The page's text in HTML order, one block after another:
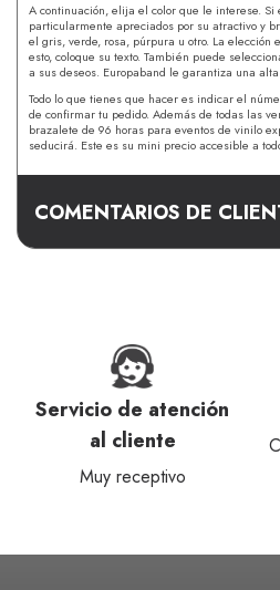
A continuación, elija el color que le interese.
particularmente apreciados por su atractivo y
el gris, verde, rosa, púrpura u otro. La elección
esto, coloque su texto. También puede
a sus deseos. Europaband le garantiza una
Todo lo que tienes que hacer es indicar el
de confirmar tu pedido. Además de todas las
brazalete de 96 horas para eventos de vinilo
seducirá. Este es su mini precio accesible a
COMENTARIOS DE
Servicio de atención
al cliente
Muy receptivo